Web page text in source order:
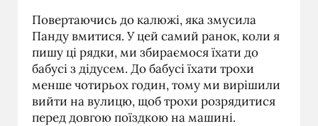
Повертаючись до калюжі, яка змусила
Панду вмитися. У цей самий ранок, коли я
пишу ці рядки, ми збираємося їхати до
бабусі з дідусем. До бабусі їхати трохи
менше чотирьох годин, тому ми вирішили
вийти на вулицю, щоб трохи розрядитися
перед довгою поїздкою на машині.